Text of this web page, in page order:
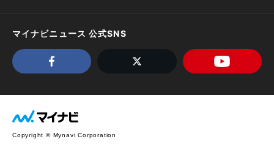
マイナビニュース 公式SNS
Copyright © Mynavi Corporation